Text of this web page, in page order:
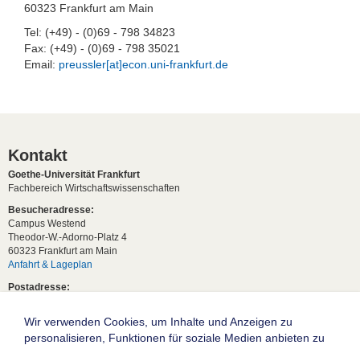
60323 Frankfurt am Main
Tel: (+49) - (0)69 - 798 34823
Fax: (+49) - (0)69 - 798 35021
Email: preussler[at]econ.uni-frankfurt.de
Kontakt
Goethe-Universität Frankfurt
Fachbereich Wirtschaftswissenschaften
Besucheradresse:
Campus Westend
Theodor-W.-Adorno-Platz 4
60323 Frankfurt am Main
Anfahrt & Lageplan
Postadresse:
Studentische Anfragen:
studium[at]wiwi.uni-frankfurt[dot]de
Wir verwenden Cookies, um Inhalte und Anzeigen zu
personalisieren, Funktionen für soziale Medien anbieten zu